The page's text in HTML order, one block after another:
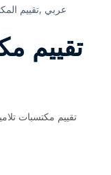
تقييم المكتسبات, عربي
تقييم
تقييم مكتسبات